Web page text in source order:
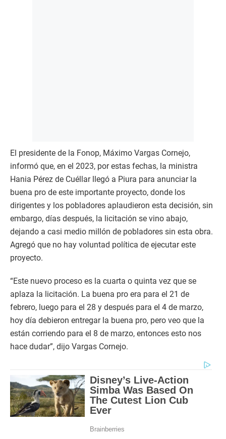
El presidente de la Fonop, Máximo Vargas Cornejo,
informó que, en el 2023, por estas fechas, la ministra
Hania Pérez de Cuéllar llegó a Piura para anunciar la
buena pro de este importante proyecto, donde los
dirigentes y los pobladores aplaudieron esta decisión, sin
embargo, días después, la licitación se vino abajo,
dejando a casi medio millón de pobladores sin esta obra.
Agregó que no hay voluntad política de ejecutar este
proyecto.
“Este nuevo proceso es la cuarta o quinta vez que se
aplaza la licitación. La buena pro era para el 21 de
febrero, luego para el 28 y después para el 4 de marzo,
hoy día debieron entregar la buena pro, pero veo que la
están corriendo para el 8 de marzo, entonces esto nos
hace dudar”, dijo Vargas Cornejo.